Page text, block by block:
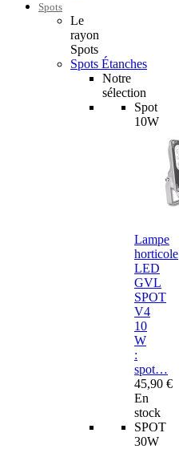
Spots
Le
rayon
Spots
Spots Étanches
Notre
sélection
Spot
10W
Lampe
horticole
LED
GVL
SPOT
V4
10
W
:
spot…
45,90 €
En
stock
SPOT
30W